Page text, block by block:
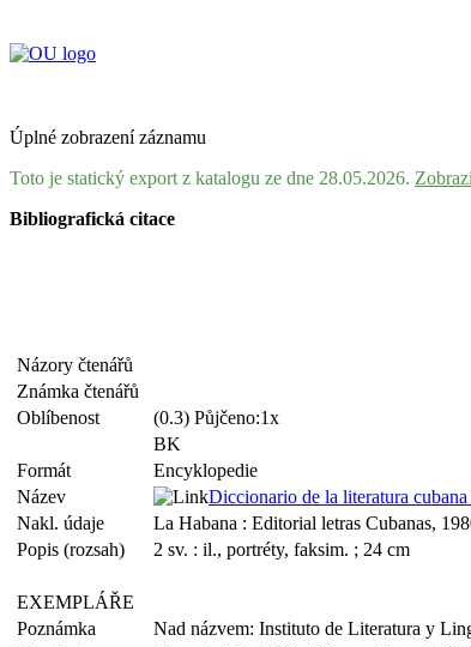
Úplné zobrazení záznamu
Toto je statický export z katalogu ze dne 28.05.2026.
Bibliografická citace
Názory čtenářů
Známka čtenářů
Oblíbenost
(0.3) Půjčeno:1x
BK
Formát
Encyklopedie
Název
Diccionario de la literatura
Nakl. údaje
La Habana : Editorial letras Cubanas,
Popis (rozsah)
2 sv. : il., portréty, faksim. ; 24 cm
EXEMPLÁŘE
Poznámka
Nad názvem: Instituto de Literatura y